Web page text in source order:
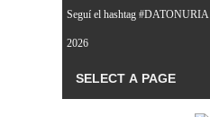
Seguí el hashtag #DATONURIA
2026